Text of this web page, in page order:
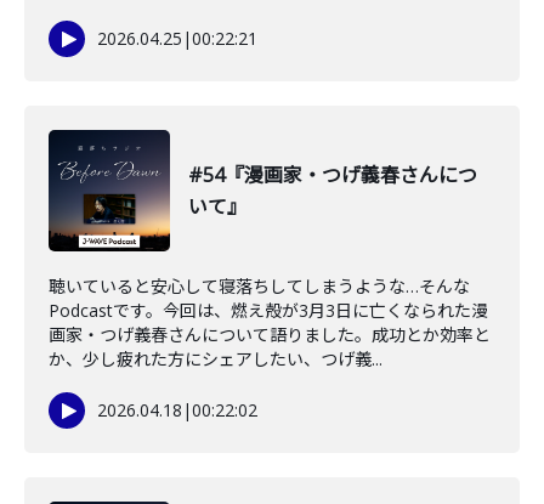
2026.04.25 |00:22:21
#54『漫画家・つげ義春さんにつ
いて』
聴いていると安心して寝落ちしてしまうような…そんな
Podcastです。今回は、燃え殻が3月3日に亡くなられた漫
画家・つげ義春さんについて語りました。成功とか効率と
か、少し疲れた方にシェアしたい、つげ義...
2026.04.18 |00:22:02